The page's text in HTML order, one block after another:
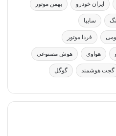
ایران خودرو بهمن موتور
سایپا
فردا موتور
هواوی هوش مصنوعی
گجت هوشمند گوگل